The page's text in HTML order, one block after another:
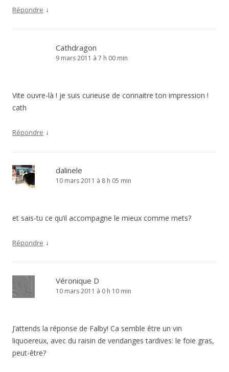
Répondre ↓
Cathdragon
9 mars 2011 à 7 h 00 min
Vite ouvre-là ! je suis curieuse de connaitre ton impression !
cath
Répondre ↓
dalinele
10 mars 2011 à 8 h 05 min
et sais-tu ce qu’il accompagne le mieux comme mets?
Répondre ↓
Véronique D
10 mars 2011 à 0 h 10 min
J’attends la réponse de Falby! Ca semble être un vin
liquoereux, avec du raisin de vendanges tardives: le foie gras,
peut-être?